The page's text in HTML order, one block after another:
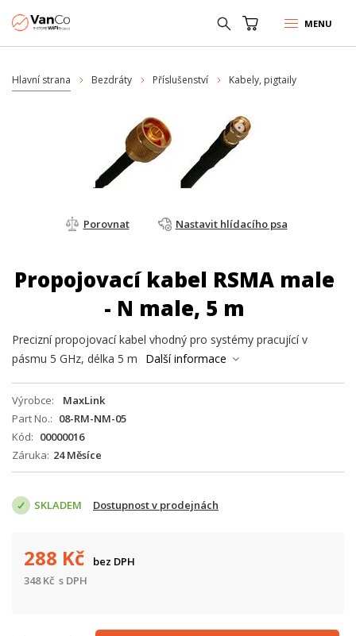
MENU
Hlavní strana Bezdráty Příslušenství Kabely, pigtaily
Porovnat Nastavit hlídacího psa
Propojovací kabel RSMA male
- N male, 5 m
Precizní propojovací kabel vhodný pro systémy pracující v
pásmu 5 GHz, délka 5 m
Další informace
Výrobce
MaxLink
Part No.
08-RM-NM-05
Kód
00000016
Záruka 24 Měsíce
SKLADEM Dostupnost v prodejnách
288 Kč
bez DPH
348Kč s DPH